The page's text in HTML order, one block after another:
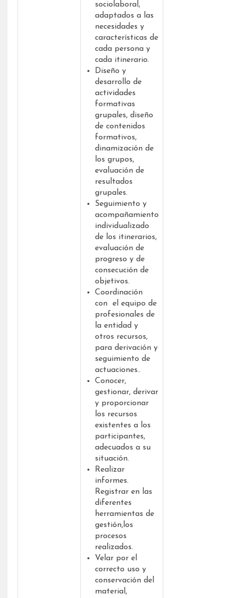
sociolaboral,
adaptados a las
necesidades y
características de
cada persona y
cada itinerario.
Diseño y
desarrollo de
actividades
formativas
grupales, diseño
de contenidos
formativos,
dinamización de
los grupos,
evaluación de
resultados
grupales.
Seguimiento y
acompañamiento
individualizado
de los itinerarios,
evaluación de
progreso y de
consecución de
objetivos.
Coordinación
con el equipo de
profesionales de
la entidad y
otros recursos,
para derivación y
seguimiento de
actuaciones..
Conocer,
gestionar, derivar
y proporcionar
los recursos
existentes a los
participantes,
adecuados a su
situación.
Realizar
informes.
Registrar en las
diferentes
herramientas de
gestión,los
procesos
realizados.
Velar por el
correcto uso y
conservación del
material,